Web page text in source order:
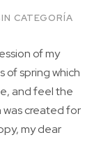
CATEGORÍA
of my
of spring which
and feel the
was created for
my dear